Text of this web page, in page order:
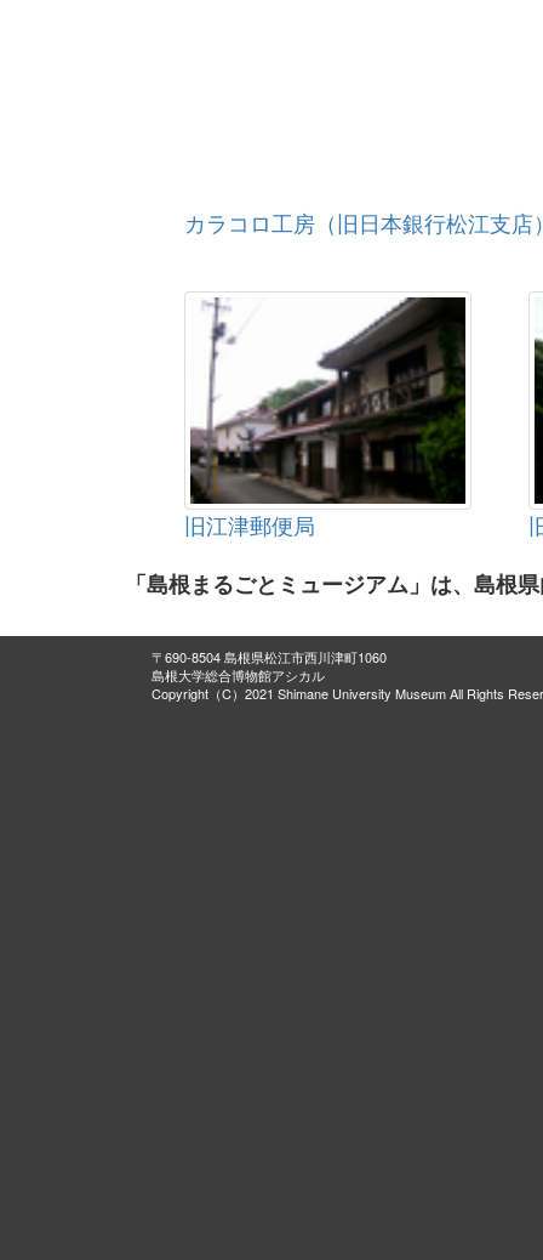
カラコロ工房（旧日本銀行松江支店
旧江津郵便局
「島根まるごとミュージアム」は、島根
〒690-8504 島根県松江市西川津町1060
島根大学総合博物館アシカル
Copyright（C）2021 Shimane University Museum All Rights